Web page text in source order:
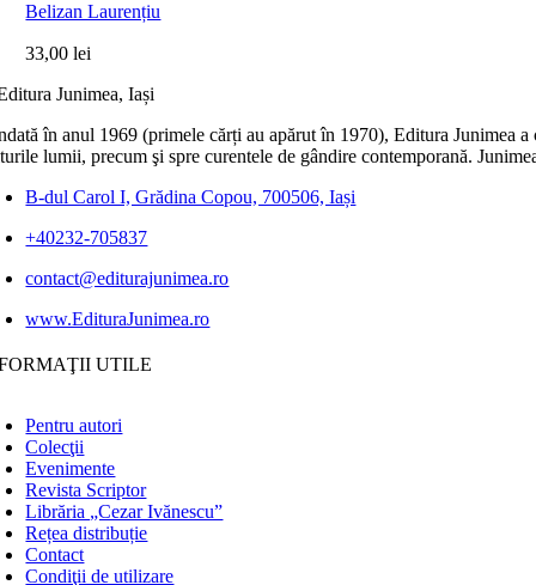
Belizan Laurențiu
33,00lei
în anul 1969 (primele cărți au apărut în 1970), Editura Junimea
lumii, precum şi spre curentele de gândire contemporană.
B-dul Carol I, Grădina Copou, 700506, Iași
+40232-705837
contact@editurajunimea.ro
www.EdituraJunimea.ro
UTILE
Pentru autori
Colecţii
Evenimente
Revista Scriptor
Librăria „Cezar Ivănescu”
Rețea distribuție
Contact
Condiţii de utilizare